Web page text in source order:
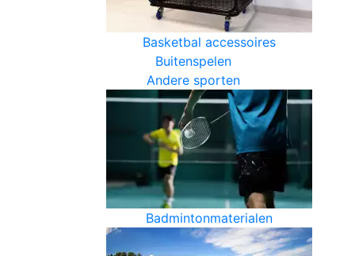
Basketbal accessoires
Buitenspelen
Andere sporten
Badmintonmaterialen